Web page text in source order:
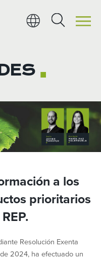
■
a los
prioritarios
Resolución Exenta
2024, ha efectuado un